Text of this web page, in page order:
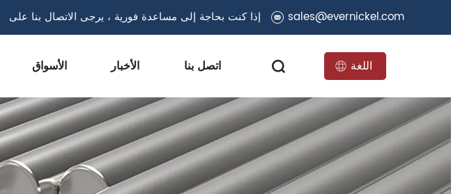
إذا كنت بحاجة إلى مساعدة فورية ، يرجى الاتصال بنا على sales@evernickel.com
الأسواق الأخبار اتصل بنا اللغة